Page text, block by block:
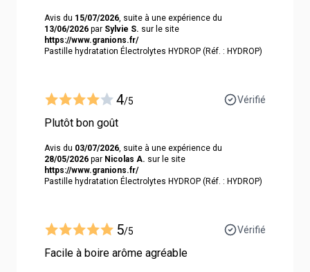
Avis du 15/07/2026 , suite à une expérience du
13/06/2026 par Sylvie S. sur le site
https://www.granions.fr/
Pastille hydratation Électrolytes HYDROP (Réf. : HYDROP)
4/5 Vérifié
Plutôt bon goût
Avis du 03/07/2026 , suite à une expérience du
28/05/2026 par Nicolas A. sur le site
https://www.granions.fr/
Pastille hydratation Électrolytes HYDROP (Réf. : HYDROP)
5/5 Vérifié
Facile à boire arôme agréable